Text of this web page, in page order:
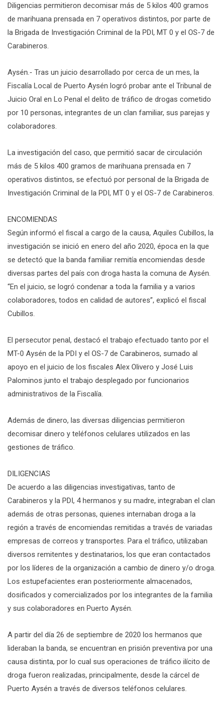
Diligencias permitieron decomisar más de 5 kilos 400 gramos
de marihuana prensada en 7 operativos distintos, por parte de
la Brigada de Investigación Criminal de la PDI, MT 0 y el OS-7 de
Carabineros.
Aysén.- Tras un juicio desarrollado por cerca de un mes, la
Fiscalía Local de Puerto Aysén logró probar ante el Tribunal de
Juicio Oral en Lo Penal el delito de tráfico de drogas cometido
por 10 personas, integrantes de un clan familiar, sus parejas y
colaboradores.
La investigación del caso, que permitió sacar de circulación
más de 5 kilos 400 gramos de marihuana prensada en 7
operativos distintos, se efectuó por personal de la Brigada de
Investigación Criminal de la PDI, MT 0 y el OS-7 de Carabineros.
ENCOMIENDAS
Según informó el fiscal a cargo de la causa, Aquiles Cubillos, la
investigación se inició en enero del año 2020, época en la que
se detectó que la banda familiar remitía encomiendas desde
diversas partes del país con droga hasta la comuna de Aysén.
“En el juicio, se logró condenar a toda la familia y a varios
colaboradores, todos en calidad de autores”, explicó el fiscal
Cubillos.
El persecutor penal, destacó el trabajo efectuado tanto por el
MT-0 Aysén de la PDI y el OS-7 de Carabineros, sumado al
apoyo en el juicio de los fiscales Alex Olivero y José Luis
Palominos junto el trabajo desplegado por funcionarios
administrativos de la Fiscalía.
Además de dinero, las diversas diligencias permitieron
decomisar dinero y teléfonos celulares utilizados en las
gestiones de tráfico.
DILIGENCIAS
De acuerdo a las diligencias investigativas, tanto de
Carabineros y la PDI, 4 hermanos y su madre, integraban el clan
además de otras personas, quienes internaban droga a la
región a través de encomiendas remitidas a través de variadas
empresas de correos y transportes. Para el tráfico, utilizaban
diversos remitentes y destinatarios, los que eran contactados
por los líderes de la organización a cambio de dinero y/o droga.
Los estupefacientes eran posteriormente almacenados,
dosificados y comercializados por los integrantes de la familia
y sus colaboradores en Puerto Aysén.
A partir del día 26 de septiembre de 2020 los hermanos que
lideraban la banda, se encuentran en prisión preventiva por una
causa distinta, por lo cual sus operaciones de tráfico ilícito de
droga fueron realizadas, principalmente, desde la cárcel de
Puerto Aysén a través de diversos teléfonos celulares.